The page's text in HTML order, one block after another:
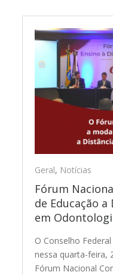
Geral, Notícias
Fórum
de Educação
em
O Conselho
nessa quarta-feira,
Fórum Nacional